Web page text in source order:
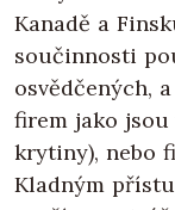
Kanadě a
součinnosti
osvědčených,
firem jako
krytiny), nebo
Kladným